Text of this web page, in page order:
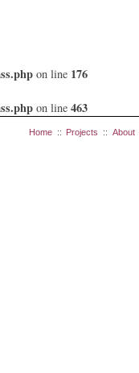
on line 176
on line 463
Home :: Projects :: About